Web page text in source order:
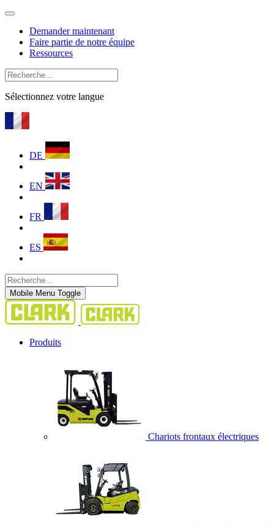
Demander maintenant
Faire partie de notre équipe
Ressources
Sélectionnez votre langue
DE
EN
FR
ES
Mobile Menu Toggle
Produits
Chariots frontaux électriques